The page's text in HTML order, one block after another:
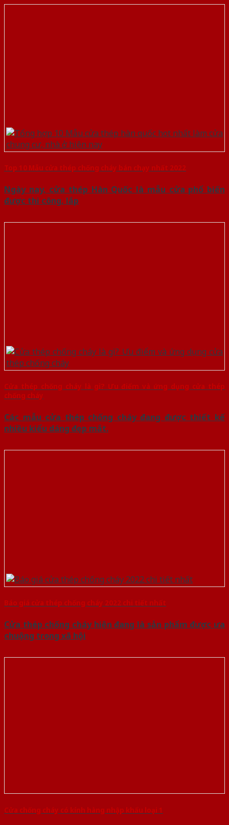
Top 10 Mẫu cửa thép chống cháy bán chạy nhất 2022
Ngày nay, cửa thép Hàn Quốc là mẫu cửa phổ biến
được thi công, lắp
Cửa thép chống cháy là gì? Ưu điểm và ứng dụng cửa thép
chống cháy
Các mẫu cửa thép chống cháy đang được thiết kế
nhiều kiểu dáng đẹp mắt.
Báo giá cửa thép chống cháy 2022 chi tiết nhất
Cửa thép chống cháy hiện đang là sản phẩm được ưa
chuộng trong xã hội
Cửa chống cháy có kính hàng nhập khẩu loại 1